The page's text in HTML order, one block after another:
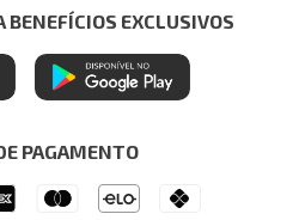
BENEFÍCIOS EXCLUSIVOS
PAGAMENTO